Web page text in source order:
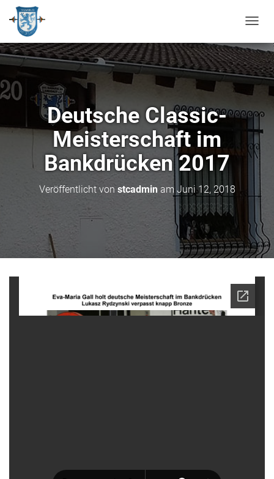
A
V
I
G
I
N
U
M
T
E
N
Deutsche Classic-
Meisterschaft im
Bankdrücken 2017
Veröffentlicht vonstcadminam Juni 12, 2018